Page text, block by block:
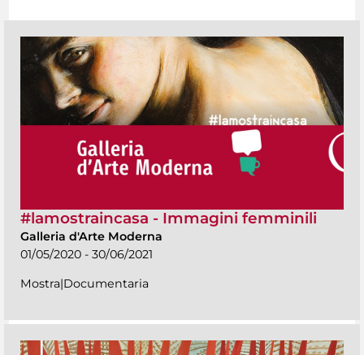
#lamostraincasa - Immagini femminili
Galleria d'Arte Moderna
01/05/2020 - 30/06/2021
Mostra|Documentaria